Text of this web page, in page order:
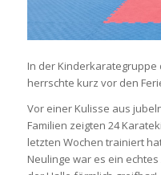
In der Kinderkarategruppe
herrschte kurz vor den
Vor einer Kulisse aus
Familien zeigten 24
letzten Wochen trainiert
Neulinge war es ein